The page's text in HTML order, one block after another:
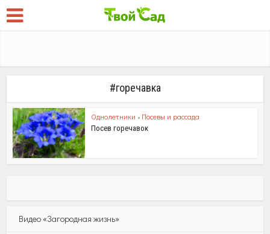
#горечавка
Однолетники • Посевы и рассада
Посев горечавок
Видео «Загородная жизнь»